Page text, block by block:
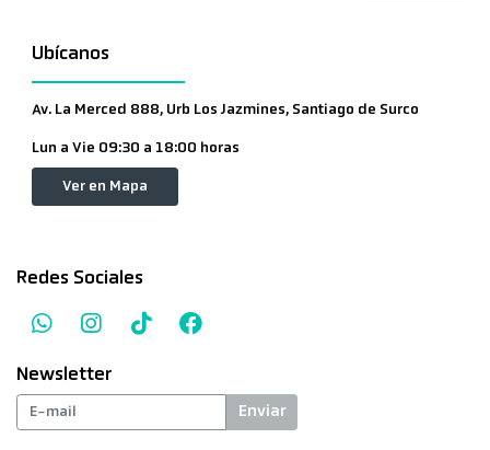
Ubícanos
Av. La Merced 888, Urb Los Jazmines, Santiago de Surco
Lun a Vie 09:30 a 18:00 horas
Ver en Mapa
Redes Sociales
Newsletter
Enviar